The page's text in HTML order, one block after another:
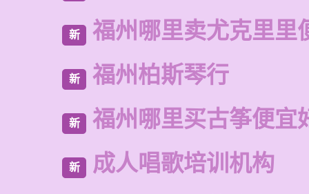
新 福州哪里卖尤克里里
新 福州柏斯琴行
新 福州哪里买古筝便宜
新 成人唱歌培训机构